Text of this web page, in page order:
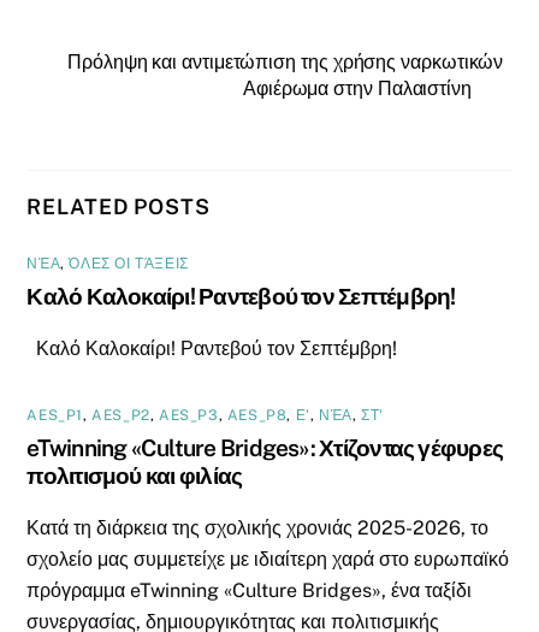
Πρόληψη και αντιμετώπιση της χρήσης ναρκωτικών
Αφιέρωμα στην Παλαιστίνη
RELATED POSTS
ΝΈΑ,ΌΛΕΣ ΟΙ ΤΆΞΕΙΣ
Καλό Καλοκαίρι! Ραντεβού τον Σεπτέμβρη!
Καλό Καλοκαίρι! Ραντεβού τον Σεπτέμβρη!
AES_P1,AES_P2,AES_P3, AES_P8, Ε', ΝΈΑ,ΣΤ'
eTwinning «Culture Bridges»: Χτίζοντας γέφυρες
πολιτισμού και φιλίας
Κατά τη διάρκεια της σχολικής χρονιάς 2025-2026, το
σχολείο μας συμμετείχε με ιδιαίτερη χαρά στο ευρωπαϊκό
πρόγραμμα eTwinning «Culture Bridges», ένα ταξίδι
συνεργασίας, δημιουργικότητας και πολιτισμικής